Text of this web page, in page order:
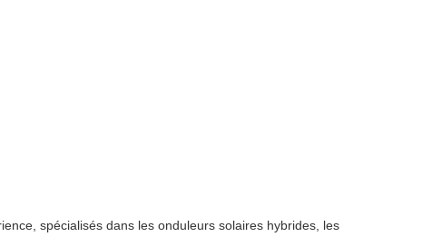
spécialisés dans les onduleurs solaires hybrides, les